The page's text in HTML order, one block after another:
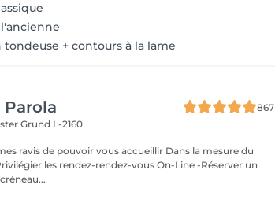
l'ancienne
+ contours à la lame
Parola
867
Grund L-2160
de pouvoir vous accueillir Dans la mesure du
les rendez-rendez-vous On-Line -Réserver un